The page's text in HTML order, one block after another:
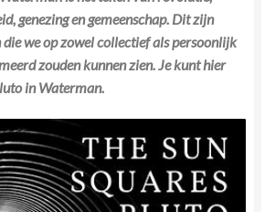
genezing en gemeenschap. Dit zijn
we op zowel collectief als persoonlijk
zouden kunnen zien. Je kunt hier
in Waterman.